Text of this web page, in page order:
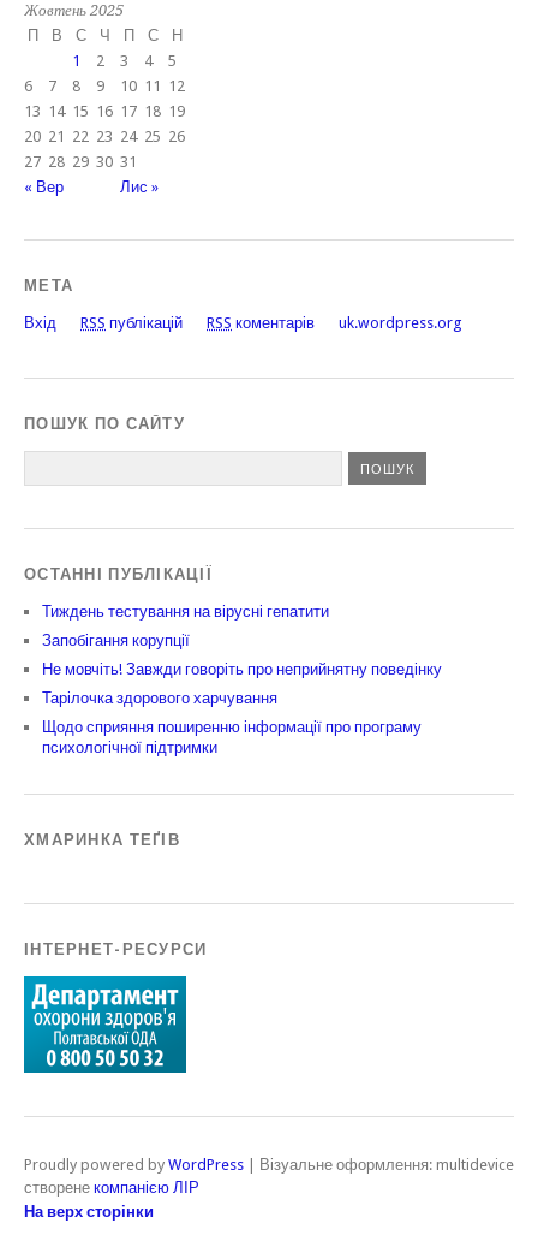
Жовтень 2025
П
В С Ч П С Н
« Вер Лис »
1 2 3 4
5
6
7 8 9 10 11
12
13 14 15 16 17 18 19
20 21 22 23 24 25 26
27 28 29 30 31
МЕТА
Вхід RSS публікацій RSS коментарів uk.wordpress.org
ПОШУК ПО САЙТУ
ОСТАННІ ПУБЛІКАЦІЇ
Тиждень тестування на вірусні гепатити
Запобігання корупції
Не мовчіть! Завжди говоріть про неприйнятну поведінку
Тарілочка здорового харчування
Щодо сприяння поширенню інформації про програму
психологічної підтримки
ХМАРИНКА ТЕҐІВ
ІНТЕРНЕТ-РЕСУРСИ
Proudly powered by WordPress
Візуальне оформлення: multidevice
створене компанією ЛІР
На верх сторінки